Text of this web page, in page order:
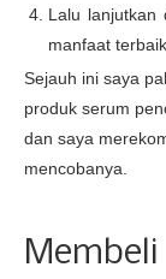
Lalu lanjutkan
manfaat
Sejauh ini saya
produk serum
dan saya
mencobanya.